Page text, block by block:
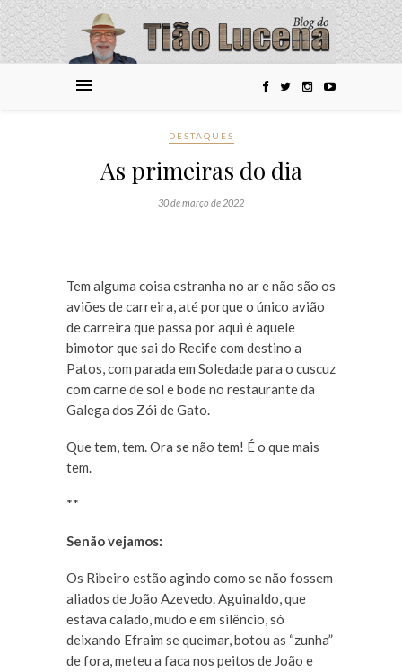
DESTAQUES
As primeiras do dia
30 de março de 2022
Tem alguma coisa estranha no ar e não são os
aviões de carreira, até porque o único avião
de carreira que passa por aqui é aquele
bimotor que sai do Recife com destino a
Patos, com parada em Soledade para o cuscuz
com carne de sol e bode no restaurante da
Galega dos Zói de Gato.
Que tem, tem. Ora se não tem! É o que mais
tem.
**
Senão vejamos:
Os Ribeiro estão agindo como se não fossem
aliados de João Azevedo. Aguinaldo, que
estava calado, mudo e em silêncio, só
deixando Efraim se queimar, botou as “zunha”
de fora, meteu a faca nos peitos de João e